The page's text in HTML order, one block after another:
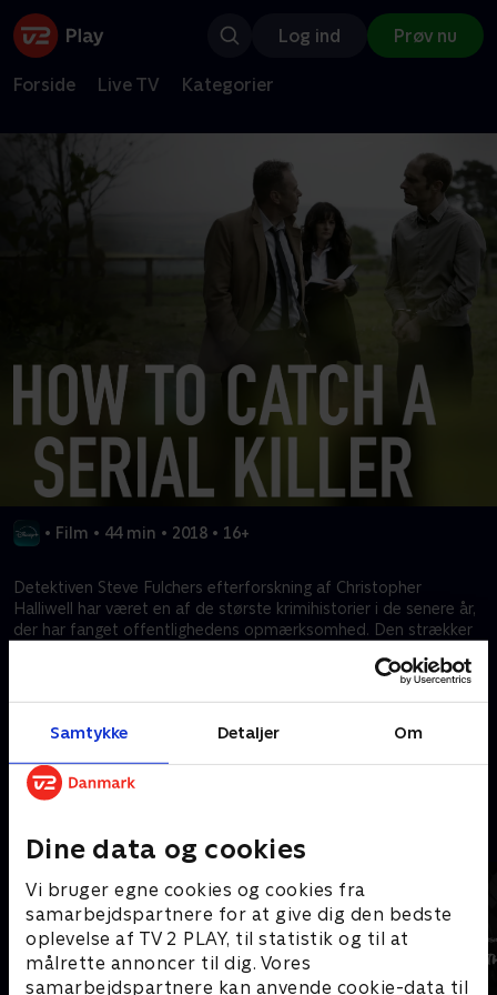
Samtykke Detaljer Om
Dine data og cookies
Vi bruger egne cookies og cookies fra
samarbejdspartnere for at give dig den bedste
oplevelse af TV 2 PLAY, til statistik og til at
målrette annoncer til dig. Vores
samarbejdspartnere kan anvende cookie-data til
Log ind Prøv nu
Forside Live TV Kategorier
• Film • 44 min • 2018 • 16+
Detektiven Steve Fulchers efterforskning af Christopher
Halliwell har været en af de største krimihistorier i de senere år,
der har fanget offentlighedens opmærksomhed. Den strækker
retssager og en uopretteligt skadet karriere, og det er historien
Kræver tilkøb
Mere indhold fra Disney+